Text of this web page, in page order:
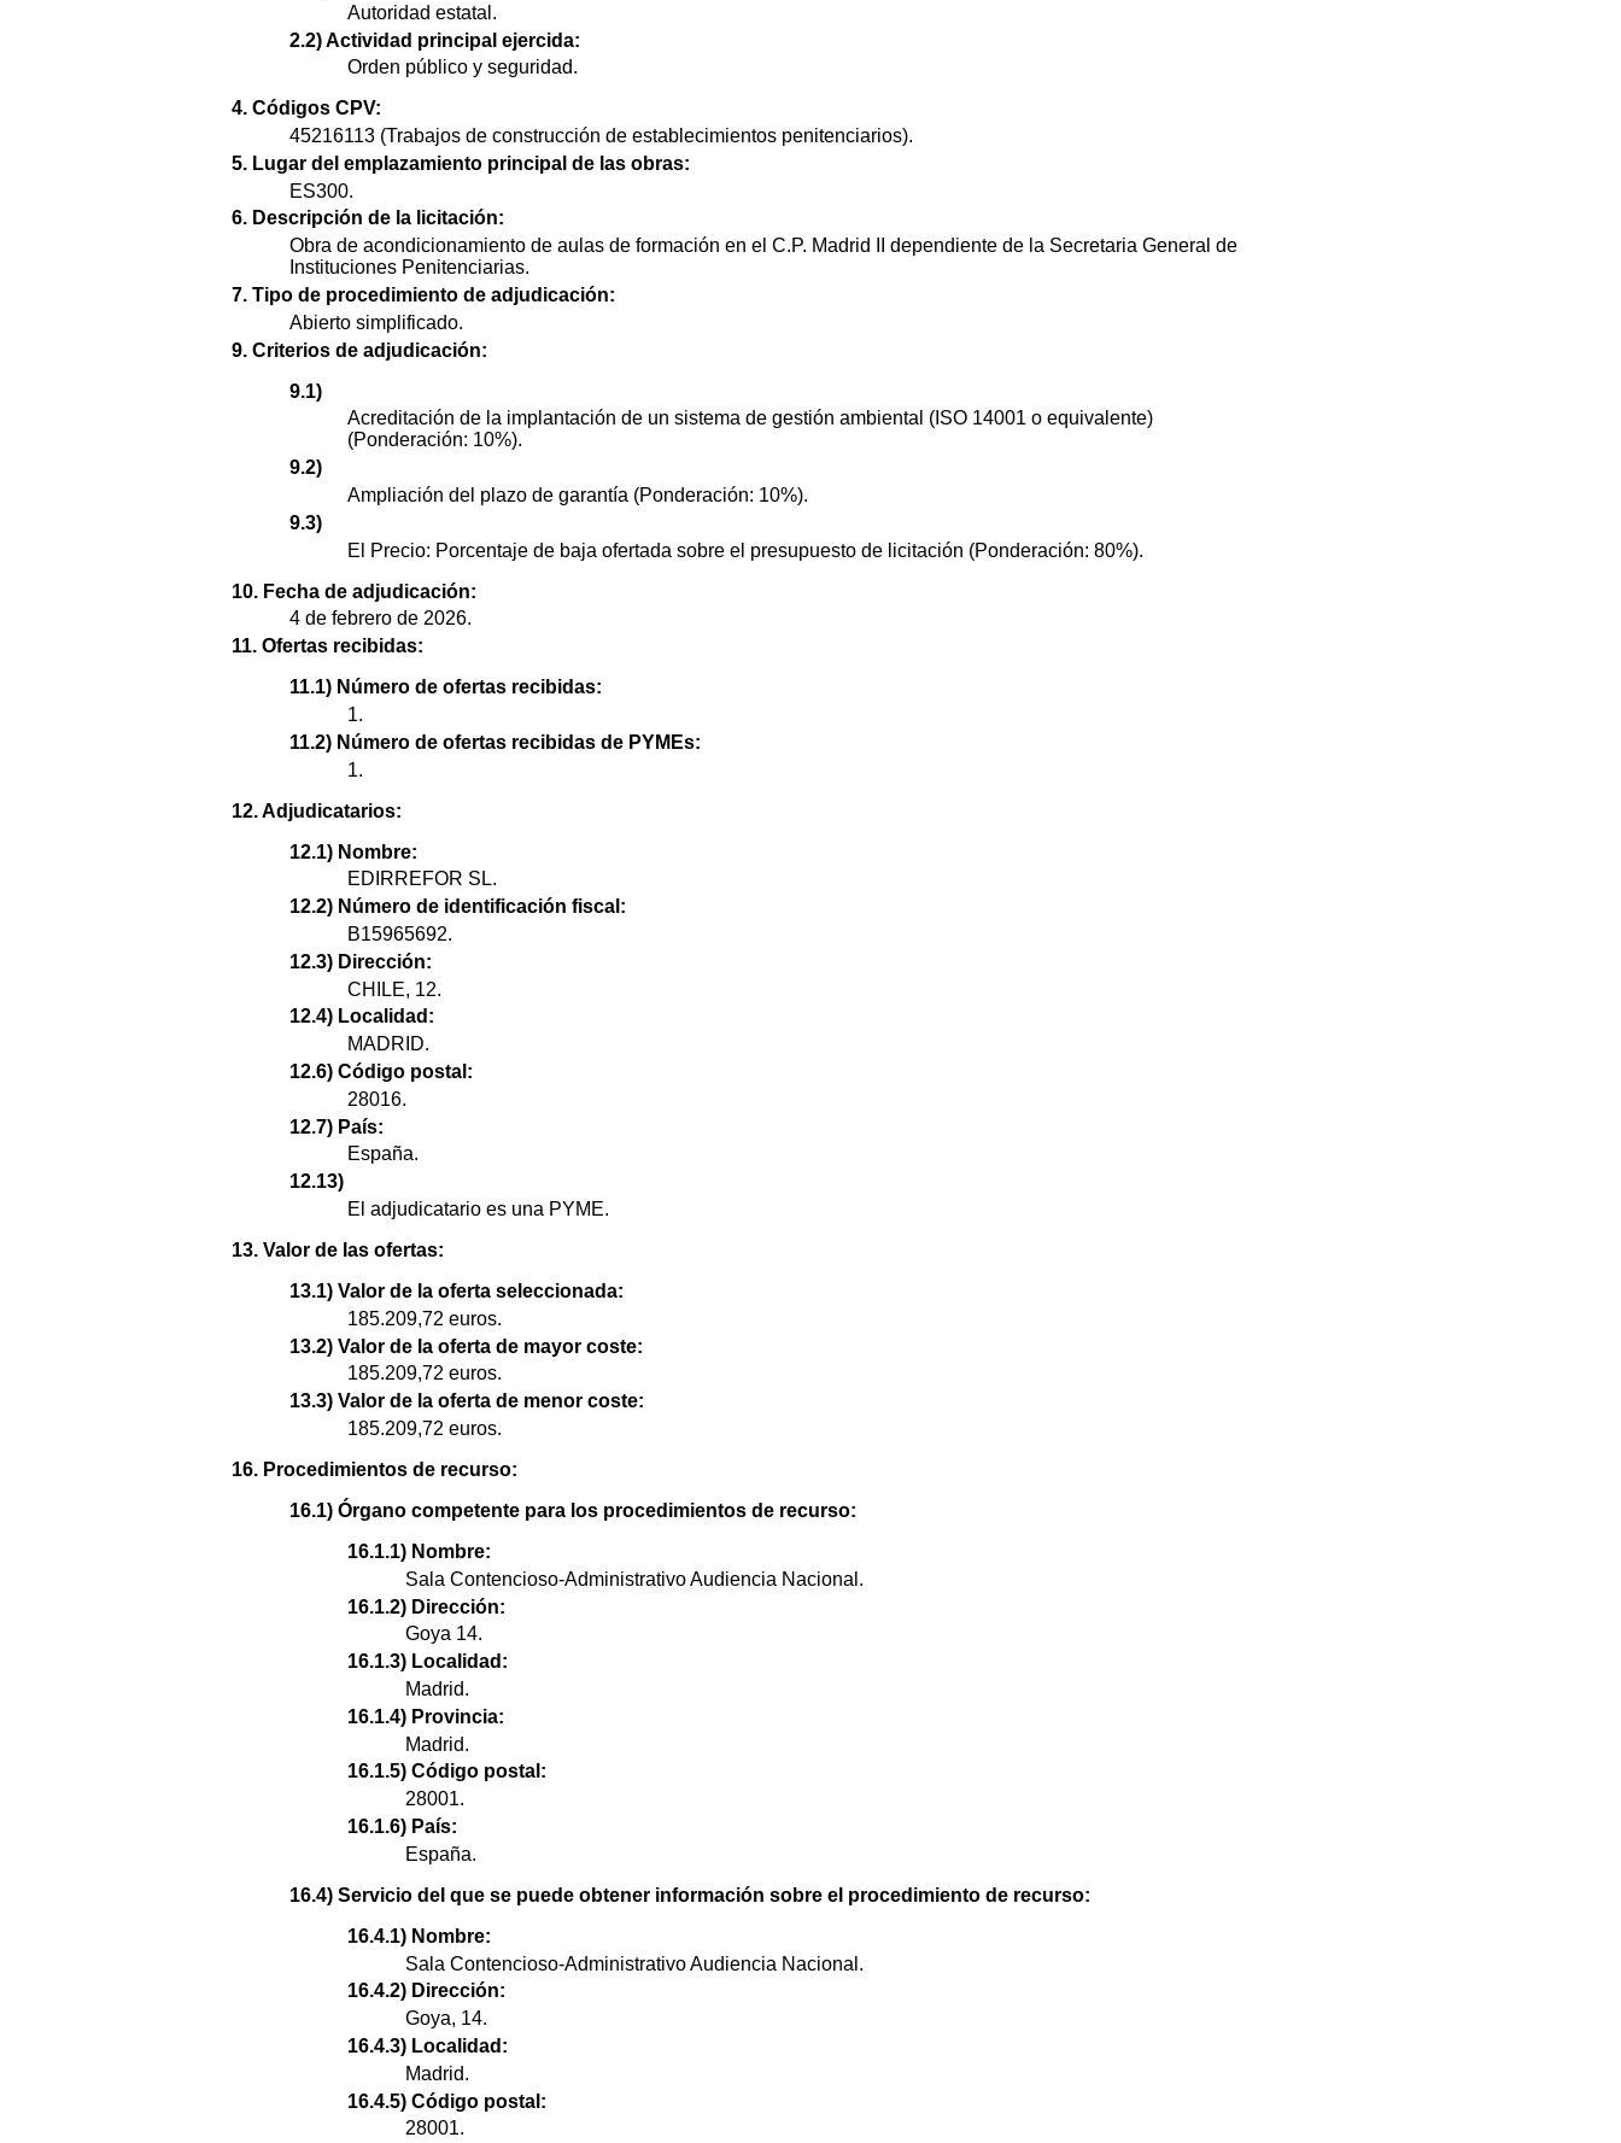
Autoridad estatal.
2.2) Actividad principal ejercida:
Orden público y seguridad.
4. Códigos CPV:
45216113 (Trabajos de construcción de establecimientos penitenciarios).
5. Lugar del emplazamiento principal de las obras:
ES300.
6. Descripción de la licitación:
Obra de acondicionamiento de aulas de formación en el C.P. Madrid II dependiente de la Secretaria General de
Instituciones Penitenciarias.
7. Tipo de procedimiento de adjudicación:
Abierto simplificado.
9. Criterios de adjudicación:
9.1)
Acreditación de la implantación de un sistema de gestión ambiental (ISO 14001 o equivalente)
(Ponderación: 10%).
9.2)
Ampliación del plazo de garantía (Ponderación: 10%).
9.3)
El Precio: Porcentaje de baja ofertada sobre el presupuesto de licitación (Ponderación: 80%).
10. Fecha de adjudicación:
4 de febrero de 2026.
11. Ofertas recibidas:
11.1) Número de ofertas recibidas:
1.
11.2) Número de ofertas recibidas de PYMEs:
1.
12. Adjudicatarios:
12.1) Nombre:
EDIRREFOR SL.
12.2) Número de identificación fiscal:
B15965692.
12.3) Dirección:
CHILE, 12.
12.4) Localidad:
MADRID.
12.6) Código postal:
28016.
12.7) País:
España.
12.13)
El adjudicatario es una PYME.
13. Valor de las ofertas:
13.1) Valor de la oferta seleccionada:
185.209,72 euros.
13.2) Valor de la oferta de mayor coste:
185.209,72 euros.
13.3) Valor de la oferta de menor coste:
185.209,72 euros.
16. Procedimientos de recurso:
16.1) Órgano competente para los procedimientos de recurso:
16.1.1) Nombre:
Sala Contencioso-Administrativo Audiencia Nacional.
16.1.2) Dirección:
Goya 14.
16.1.3) Localidad:
Madrid.
16.1.4) Provincia:
Madrid.
16.1.5) Código postal:
28001.
16.1.6) País:
España.
16.4) Servicio del que se puede obtener información sobre el procedimiento de recurso:
16.4.1) Nombre:
Sala Contencioso-Administrativo Audiencia Nacional.
16.4.2) Dirección:
Goya, 14.
16.4.3) Localidad:
Madrid.
16.4.5) Código postal:
28001.